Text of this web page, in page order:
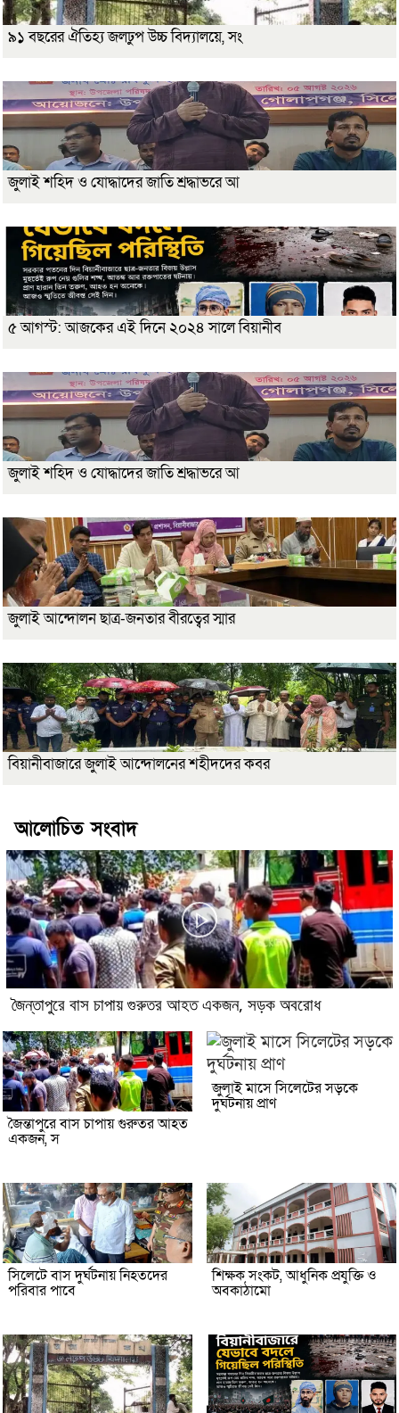
৯১ বছরের ঐতিহ্য জলঢুপ উচ্চ বিদ্যালয়ে, সং
জুলাই শহিদ ও যোদ্ধাদের জাতি শ্রদ্ধাভরে আ
৫ আগস্ট: আজকের এই দিনে ২০২৪ সালে বিয়ানীব
জুলাই শহিদ ও যোদ্ধাদের জাতি শ্রদ্ধাভরে আ
জুলাই আন্দোলন ছাত্র-জনতার বীরত্বের স্মার
বিয়ানীবাজারে জুলাই আন্দোলনের শহীদদের কবর
আলোচিত সংবাদ
জৈন্তাপুরে বাস চাপায় গুরুতর আহত একজন, সড়ক অবরোধ
জৈন্তাপুরে বাস চাপায় গুরুতর আহত
একজন, স
জুলাই মাসে সিলেটের সড়কে
দুর্ঘটনায় প্রাণ
সিলেটে বাস দুর্ঘটনায় নিহতদের
পরিবার পাবে
শিক্ষক সংকট, আধুনিক প্রযুক্তি ও
অবকাঠামো